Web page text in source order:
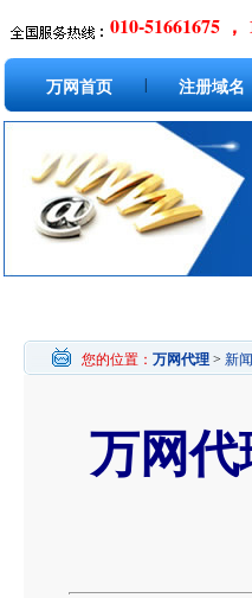
010-51661675 ，
万网首页 注册域名
您的位置： 万网代理 > 新
万网